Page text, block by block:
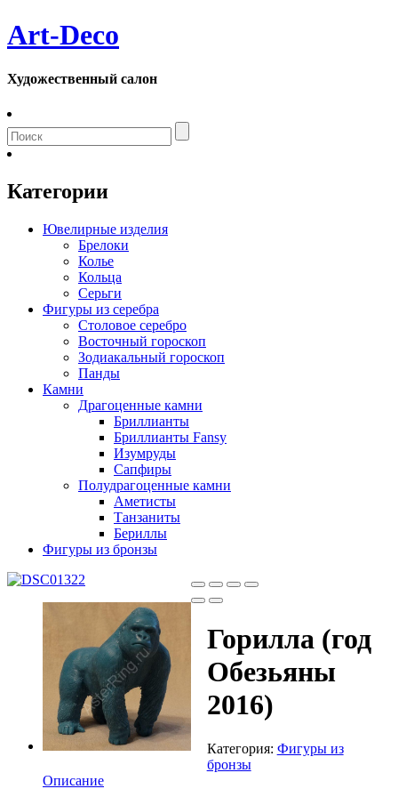
Art-Deco
Художественный салон
Категории
Ювелирные изделия
Брелоки
Колье
Кольца
Серьги
Фигуры из серебра
Столовое серебро
Восточный гороскоп
Зодиакальный гороскоп
Панды
Камни
Драгоценные камни
Бриллианты
Бриллианты Fansy
Изумруды
Сапфиры
Полудрагоценные камни
Аметисты
Танзаниты
Бериллы
Фигуры из бронзы
Горилла (год
Обезьяны
2016)
Категория: Фигуры из
бронзы
Описание